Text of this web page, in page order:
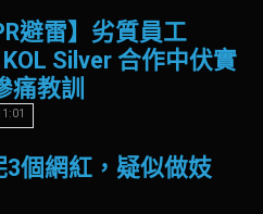
避雷】劣質員工
Silver 合作中伏實
痛教訓
3個網紅，疑似做妓